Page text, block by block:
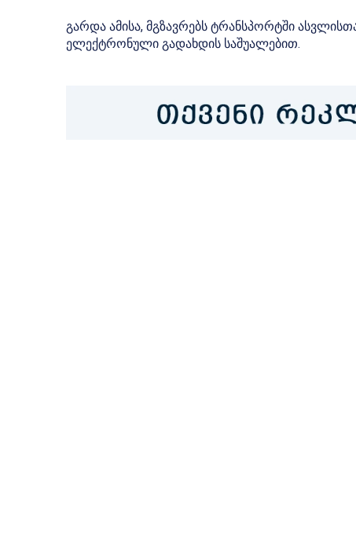
გარდა ამისა, მგზავრებს ტრანსპორტში
ელექტრონული გადახდის საშუალებით.